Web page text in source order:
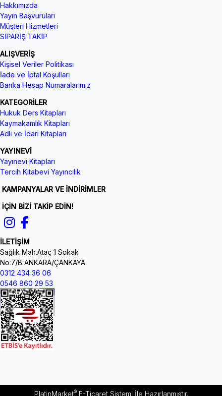
Hakkımızda
Yayın Başvuruları
Müşteri Hizmetleri
SİPARİŞ TAKİP
ALIŞVERİŞ
Kişisel Veriler Politikası
İade ve İptal Koşulları
Banka Hesap Numaralarımız
KATEGORİLER
Hukuk Ders Kitapları
Kaymakamlık Kitapları
Adli ve İdari Kitapları
YAYINEVİ
Yayınevi Kitapları
Tercih Kitabevi Yayıncılık
KAMPANYALAR VE İNDİRİMLER
İÇİN BİZİ TAKİP EDİN!
İLETİŞİM
Sağlık Mah.Ataç 1 Sokak
No:7/B ANKARA/ÇANKAYA
0312 434 36 06
0546 860 29 53
PlatinMarket®E-Ticaret Sistemiİle Hazırlanmıştır.